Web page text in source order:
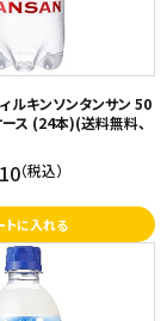
ィルキンソンタンサン 50
(24本)(送料無料、
（税込）
トに入れる